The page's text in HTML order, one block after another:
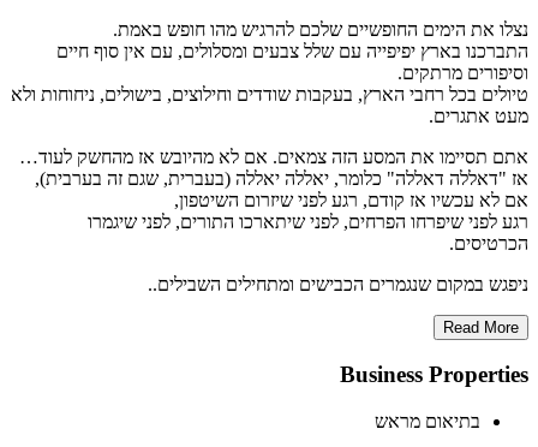
נצלו את הימים החופשיים שלכם להרגיש מהו חופש באמת.
התברכנו בארץ יפיפייה עם שלל צבעים ומסלולים, עם אין סוף חיים
וסיפורים מרתקים.
טיולים בכל רחבי הארץ, בעקבות שודדים וחילוצים, בישולים, ניחוחות ולא
מעט אתגרים.
אתם תסיימו את המסע הזה צמאים. אם לא מהיובש אז מהחשק לעוד…
אז "דאללה דאללה" כלומר, יאללה יאללה (בעברית, שגם זה בערבית),
אם לא עכשיו אז קודם, רגע לפני שיזרום השיטפון,
רגע לפני שיפרחו הפרחים, לפני שיתארכו התורים, לפני שיגמרו
הכרטיסים.
ניפגש במקום שנגמרים הכבישים ומתחילים השבילים..
Read More
Business Properties
בתיאום מראש